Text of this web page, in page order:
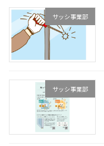
サッシ事業部
サッシ事業部